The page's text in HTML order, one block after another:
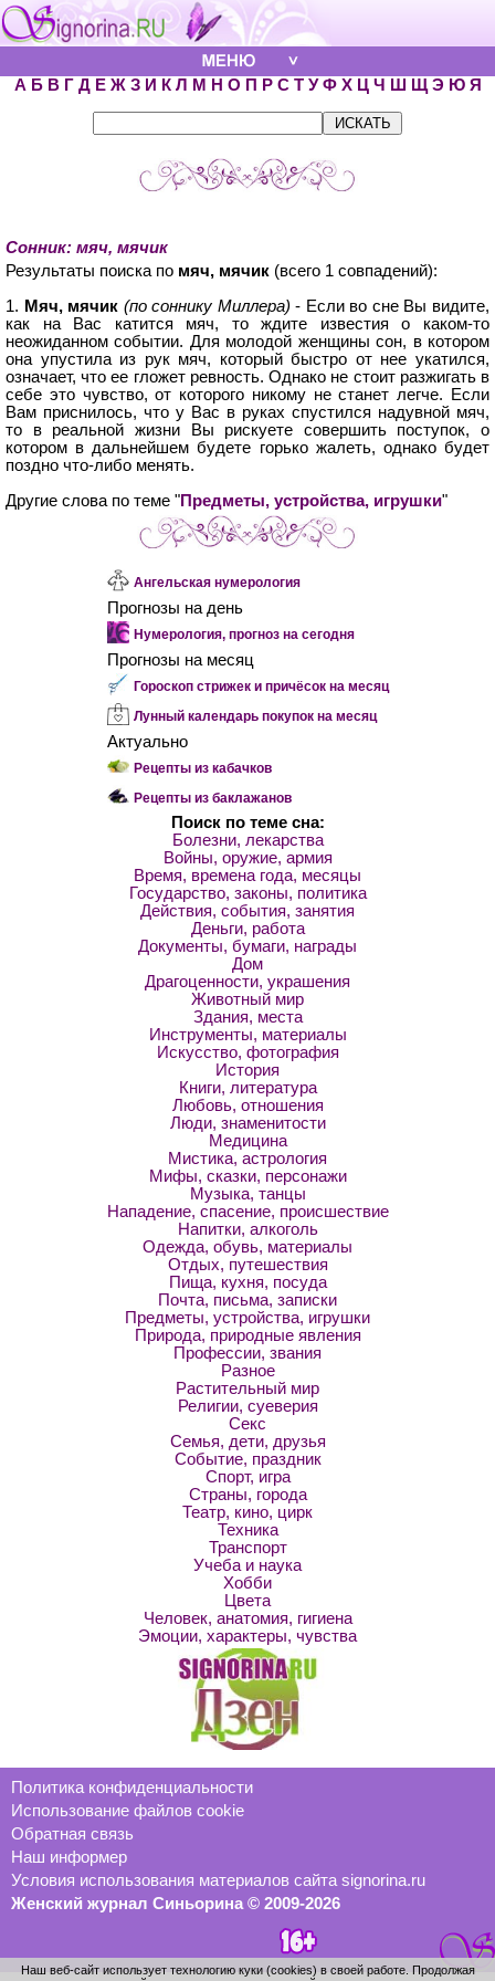
А Б В Г Д Е Ж З И К Л М Н О П Р С Т У Ф Х Ц Ч Ш Щ Э Ю Я
Сонник: мяч, мячик
Результаты поиска по мяч, мячик (всего 1 совпадений):
1. Мяч, мячик (по соннику Миллера) - Если во сне Вы видите,
как на Вас катится мяч, то ждите известия о каком-то
неожиданном событии. Для молодой женщины сон, в котором
она упустила из рук мяч, который быстро от нее укатился,
означает, что ее гложет ревность. Однако не стоит разжигать в
себе это чувство, от которого никому не станет легче. Если
Вам приснилось, что у Вас в руках спустился надувной мяч,
то в реальной жизни Вы рискуете совершить поступок, о
котором в дальнейшем будете горько жалеть, однако будет
поздно что-либо менять.
Другие слова по теме "Предметы, устройства, игрушки"
Ангельская нумерология
Прогнозы на день
Нумерология, прогноз на сегодня
Прогнозы на месяц
Гороскоп стрижек и причёсок на месяц
Лунный календарь покупок на месяц
Актуально
Рецепты из кабачков
Рецепты из баклажанов
Поиск по теме сна:
Болезни, лекарства
Войны, оружие, армия
Время, времена года, месяцы
Государство, законы, политика
Действия, события, занятия
Деньги, работа
Документы, бумаги, награды
Дом
Драгоценности, украшения
Животный мир
Здания, места
Инструменты, материалы
Искусство, фотография
История
Книги, литература
Любовь, отношения
Люди, знаменитости
Медицина
Мистика, астрология
Мифы, сказки, персонажи
Музыка, танцы
Нападение, спасение, происшествие
Напитки, алкоголь
Одежда, обувь, материалы
Отдых, путешествия
Пища, кухня, посуда
Почта, письма, записки
Предметы, устройства, игрушки
Природа, природные явления
Профессии, звания
Разное
Растительный мир
Религии, суеверия
Секс
Семья, дети, друзья
Событие, праздник
Спорт, игра
Страны, города
Театр, кино, цирк
Техника
Транспорт
Учеба и наука
Хобби
Цвета
Человек, анатомия, гигиена
Эмоции, характеры, чувства
Политика конфиденциальности
Использование файлов cookie
Обратная связь
Наш информер
Условия использования материалов сайта signorina.ru
Женский журнал Синьорина © 2009-2026
Наш веб-сайт использует технологию куки (cookies) в своей работе. Продолжая